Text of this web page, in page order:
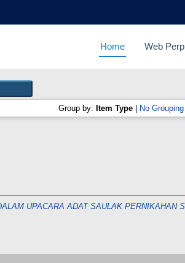
Home Web
Group by: Item Type No Grouping
UPACARA ADAT SAULAK